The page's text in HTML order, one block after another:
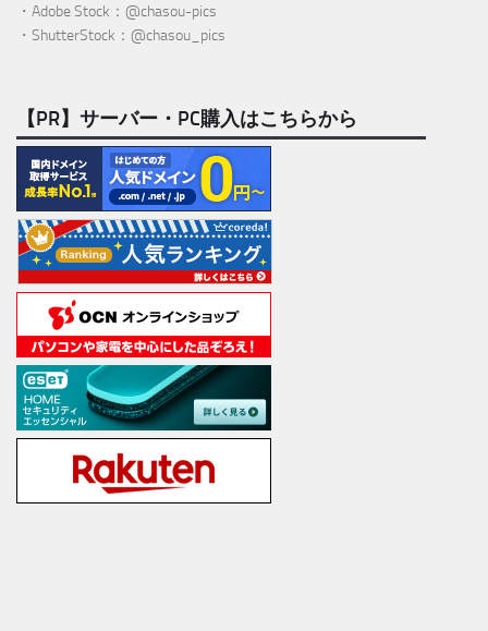
・Adobe Stock：@chasou-pics
・ShutterStock：@chasou_pics
【PR】サーバー・PC購入はこちらから